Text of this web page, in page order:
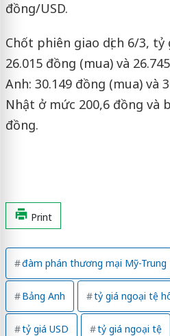
đồng/USD.
Chốt phiên giao dịch 6/3,
26.015 đồng (mua) và
Anh: 30.149 đồng (mua) và
Nhật ở mức 200,6 đồng và
đồng.
Print
đàm phán thương mại Mỹ-Trung
Bảng Anh tỷ giá ngoại tệ
tỷ giá USD tỷ giá ngoại tệ